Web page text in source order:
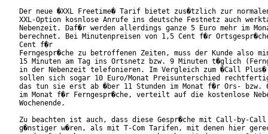
Der neue �XXL Freetime� Tarif bietet zus�tzlich zur
XXL-Option kosnlose Anrufe ins deutsche Festnetz auch
Nebenzeit. Daf�r werden allerdings ganze 5 Euro mehr im
berechnet. Bei Minutenpreisen von 1,5 Cent f�r
Cent f�r
Ferngespr�che zu betroffenen Zeiten, muss der Kunde also
15 Minuten am Tag ins Ortsnetz bzw. 9 Minuten t�glich
in der Nebenzeit telefonieren. Im Vergleich zum �Call
sollen sich sogar 10 Euro/Monat Preisunterschied
das tun sie erst ab �ber 11 Stunden im Monat f�r Ors- bzw.
im Monat f�r Ferngespr�che, verteilt auf die kostenlose
Wochenende.
Zu beachten ist auch, dass diese Gespr�che mit Call-by-Call
g�nstiger w�ren, als mit T-Com Tarifen, mit denen hier